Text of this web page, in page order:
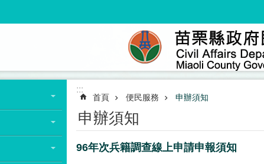
:::
首頁 便民服務 申辦須知
申辦須知
96年次兵籍調查線上申請申報須知